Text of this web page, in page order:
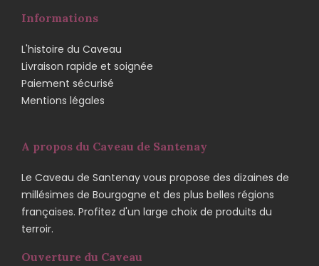
Informations
L'histoire du Caveau
Livraison rapide et soignée
Paiement sécurisé
Mentions légales
A propos du Caveau de Santenay
Le Caveau de Santenay vous propose des dizaines de
millésimes de Bourgogne et des plus belles régions
françaises. Profitez d'un large choix de produits du
terroir.
Ouverture du Caveau